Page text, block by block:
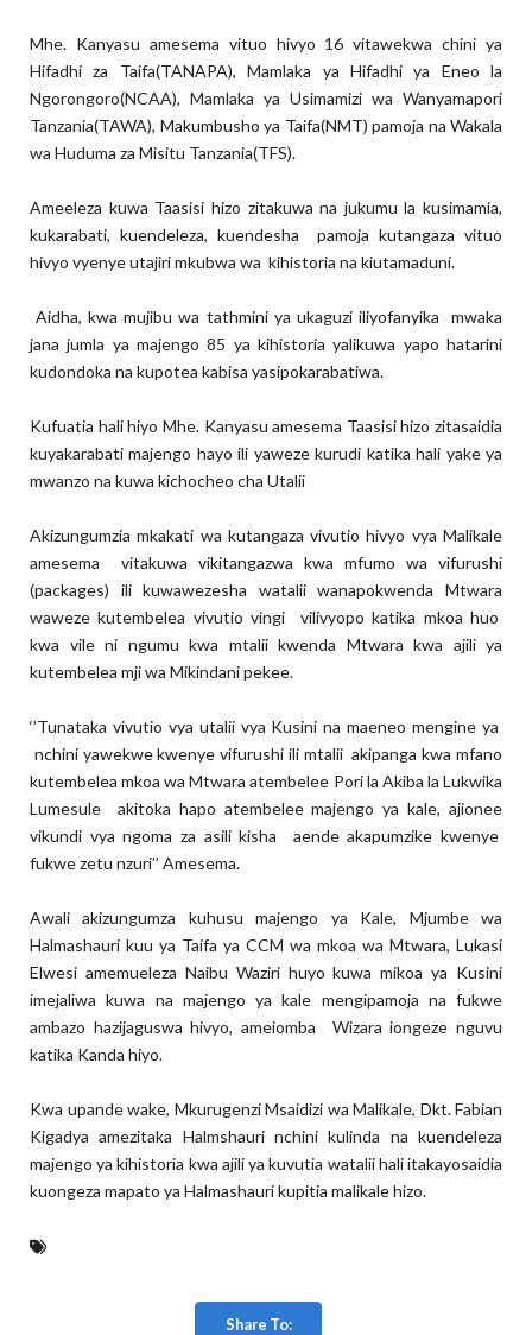
Mhe. Kanyasu amesema vituo hivyo 16 vitawekwa chini ya
Hifadhi za Taifa(TANAPA), Mamlaka ya Hifadhi ya Eneo la
Ngorongoro(NCAA), Mamlaka ya Usimamizi wa Wanyamapori
Tanzania(TAWA), Makumbusho ya Taifa(NMT) pamoja na Wakala
wa Huduma za Misitu Tanzania(TFS).
Ameeleza kuwa Taasisi hizo zitakuwa na jukumu la kusimamia,
kukarabati, kuendeleza, kuendesha pamoja kutangaza vituo
hivyo vyenye utajiri mkubwa wa kihistoria na kiutamaduni.
Aidha, kwa mujibu wa tathmini ya ukaguzi iliyofanyika mwaka
jana jumla ya majengo 85 ya kihistoria yalikuwa yapo hatarini
kudondoka na kupotea kabisa yasipokarabatiwa.
Kufuatia hali hiyo Mhe. Kanyasu amesema Taasisi hizo zitasaidia
kuyakarabati majengo hayo ili yaweze kurudi katika hali yake ya
mwanzo na kuwa kichocheo cha Utalii
Akizungumzia mkakati wa kutangaza vivutio hivyo vya Malikale
amesema vitakuwa vikitangazwa kwa mfumo wa vifurushi
(packages) ili kuwawezesha watalii wanapokwenda Mtwara
waweze kutembelea vivutio vingi vilivyopo katika mkoa huo
kwa vile ni ngumu kwa mtalii kwenda Mtwara kwa ajili ya
kutembelea mji wa Mikindani pekee.
‘’Tunataka vivutio vya utalii vya Kusini na maeneo mengine ya
nchini yawekwe kwenye vifurushi ili mtalii akipanga kwa mfano
kutembelea mkoa wa Mtwara atembelee Pori la Akiba la Lukwika
Lumesule akitoka hapo atembelee majengo ya kale, ajionee
vikundi vya ngoma za asili kisha aende akapumzike kwenye
fukwe zetu nzuri’’ Amesema.
Awali akizungumza kuhusu majengo ya Kale, Mjumbe wa
Halmashauri kuu ya Taifa ya CCM wa mkoa wa Mtwara, Lukasi
Elwesi amemueleza Naibu Waziri huyo kuwa mikoa ya Kusini
imejaliwa kuwa na majengo ya kale mengipamoja na fukwe
ambazo hazijaguswa hivyo, ameiomba Wizara iongeze nguvu
katika Kanda hiyo.
Kwa upande wake, Mkurugenzi Msaidizi wa Malikale, Dkt. Fabian
Kigadya amezitaka Halmshauri nchini kulinda na kuendeleza
majengo ya kihistoria kwa ajili ya kuvutia watalii hali itakayosaidia
kuongeza mapato ya Halmashauri kupitia malikale hizo.
Share To: